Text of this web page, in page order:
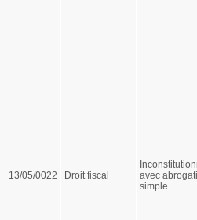
13/05/0022 Droit fiscal
avec
simple